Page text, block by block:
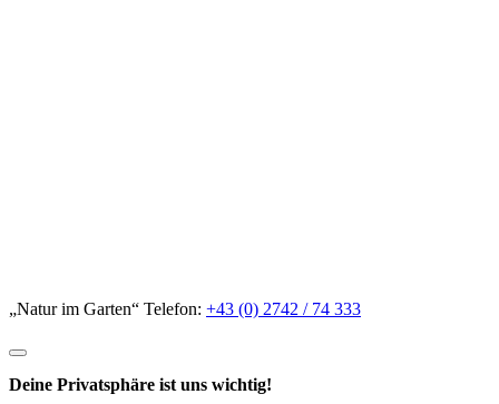
„Natur im Garten“ Telefon: +43 (0) 2742 / 74 333
Deine Privatsphäre ist uns wichtig!